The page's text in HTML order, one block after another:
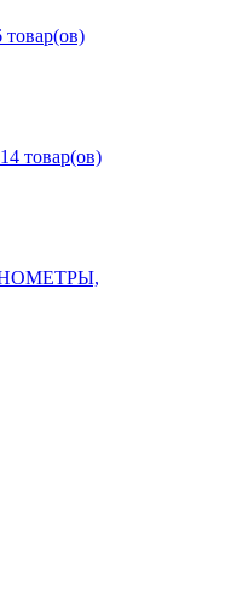
товар(ов)
14 товар(ов)